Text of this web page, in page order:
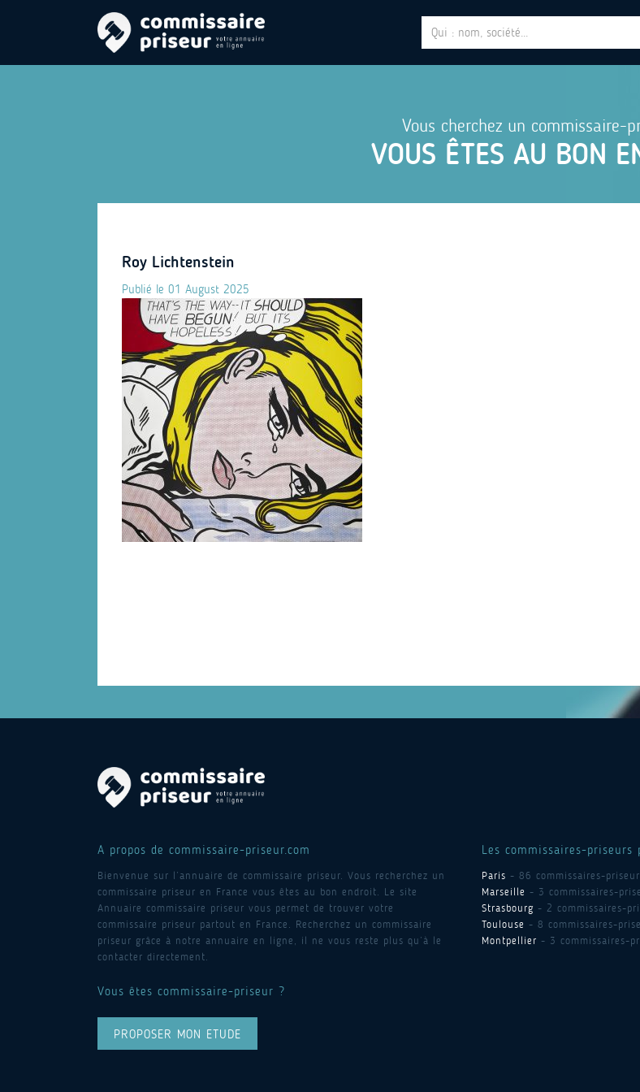
Vous cherchez un commissaire-
VOUS ÊTES AU BON
Roy Lichtenstein
Publié le 01 August 2025
A propos de commissaire-priseur.com
Bienvenue sur l’annuaire de commissaire priseur. Vous recherchez un
commissaire priseur en France vous êtes au bon endroit. Le site
Annuaire commissaire priseur vous permet de trouver votre
commissaire priseur partout en France. Recherchez un commissaire
priseur grâce à notre annuaire en ligne, il ne vous reste plus qu’à le
contacter directement.
Vous êtes commissaire-priseur ?
PROPOSER MON ETUDE
Les commissaires-priseurs
Paris - 86 commissaires-
Marseille - 3 commissaires-
Strasbourg - 2 commissaires-
Toulouse - 8 commissaires-
Montpellier - 3 commissaires-